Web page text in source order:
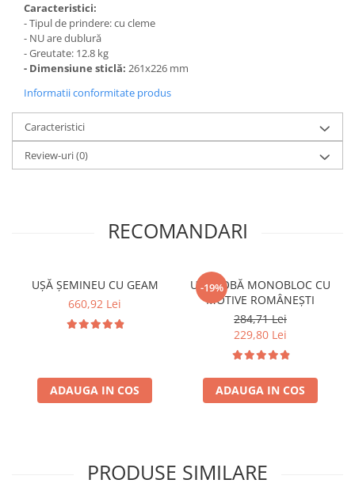
Caracteristici:
- Tipul de prindere: cu cleme
- NU are dublură
- Greutate: 12.8 kg
- Dimensiune sticlă: 261x226 mm
Informatii conformitate produs
Caracteristici
Review-uri(0)
RECOMANDARI
UȘĂ ȘEMINEU CU GEAM
660,92 Lei
ADAUGA IN COS
-19%
UȘĂ SOBĂ MONOBLOC CU
MOTIVE ROMÂNEȘTI
284,71 Lei
229,80 Lei
ADAUGA IN COS
PRODUSE SIMILARE